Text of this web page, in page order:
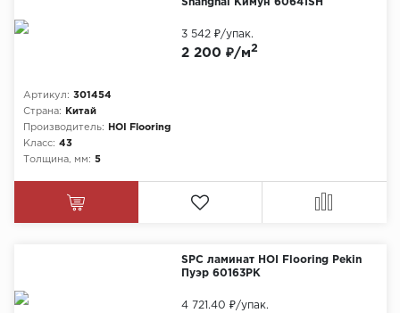
Shanghai Кимун 60641SH
Артикул: 301454
Страна:
Китай
Производитель:
HOI Flooring
Класс: 43
Толщина, мм: 5
2 200 ₽/м2
3 542 ₽/упак.
SPC ламинат HOI Flooring Pekin
Пуэр 60163PK
4 721.40 ₽/упак.